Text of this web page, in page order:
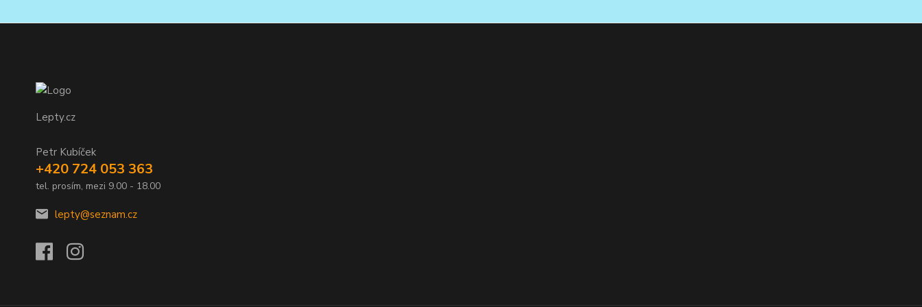
Lepty.cz
Petr Kubíček
+420 724 053 363
tel. prosím, mezi 9.00 - 18.00
lepty@seznam.cz